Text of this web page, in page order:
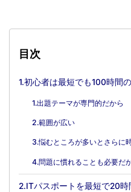
目次
1.初心者は最短でも100時間
1.出題テーマが専門的だから
2.範囲が広い
3.悩むところが多いとさらに
4.問題に慣れることも必要だ
2.ITパスポートを最短で20時